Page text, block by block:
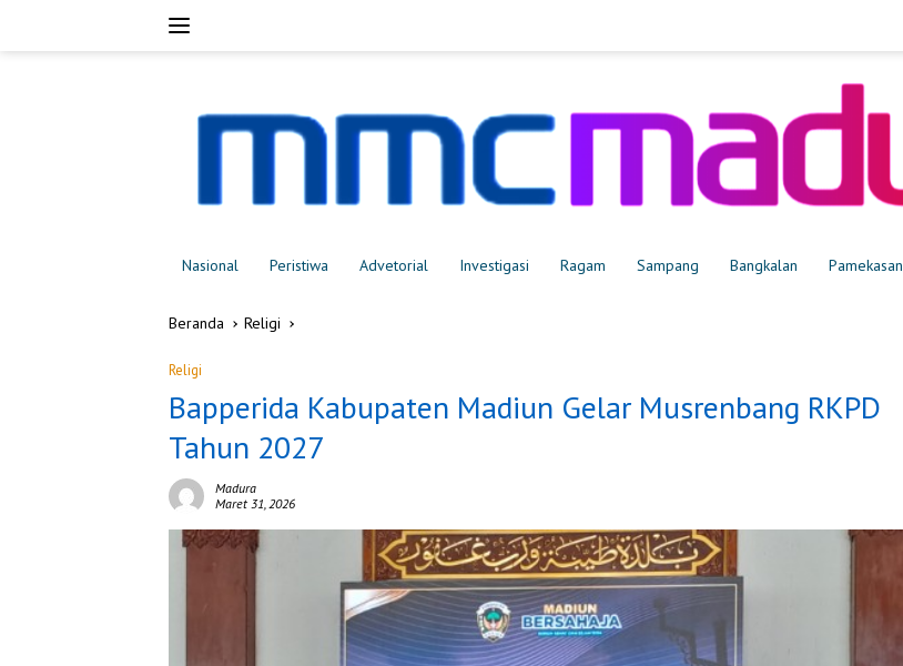
Nasional Peristiwa Advetorial Investigasi Ragam Sampang Bangkalan Pamekasan
Beranda Religi
Religi
Bapperida Kabupaten Madiun Gelar Musrenbang RKPD
Tahun 2027
Madura
Maret 31, 2026